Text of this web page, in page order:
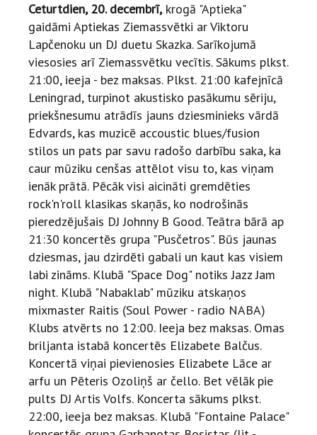
Ceturtdien, 20. decembrī,krogā "Aptieka"
gaidāmi Aptiekas Ziemassvētki ar Viktoru
Lapčenoku un DJ duetu Skazka. Sarīkojumā
viesosies arī Ziemassvētku vecītis. Sākums plkst.
21:00, ieeja - bez maksas. Plkst. 21:00 kafejnīcā
Leningrad, turpinot akustisko pasākumu sēriju,
priekšnesumu atrādīs jauns dziesminieks vārdā
Edvards, kas muzicē accoustic blues/fusion
stilos un pats par savu radošo darbību saka, ka
caur mūziku cenšas attēlot visu to, kas viņam
ienāk prātā. Pēcāk visi aicināti gremdēties
rock'n'roll klasikas skaņās, ko nodrošinās
pieredzējušais DJ Johnny B Good. Teātra bārā ap
21:30 koncertēs grupa "Pusčetros". Būs jaunas
dziesmas, jau dzirdēti gabali un kaut kas visiem
labi zināms. Klubā "Space Dog" notiks Jazz Jam
night. Klubā "Nabaklab" mūziku atskaņos
mixmaster Raitis (Soul Power - radio NABA)
Klubs atvērts no 12:00. Ieeja bez maksas. Omas
briljanta istabā koncertēs Elizabete Balčus.
Koncertā viņai pievienosies Elizabete Lāce ar
arfu un Pēteris Ozoliņš ar čello. Bet vēlāk pie
pults DJ Artis Volfs. Koncerta sākums plkst.
22:00, ieeja bez maksas. Klubā "Fontaine Palace"